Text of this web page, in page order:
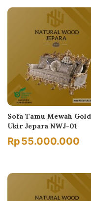
Sofa Tamu Mewah Gold
Ukir Jepara NWJ-01
Rp55.000.000